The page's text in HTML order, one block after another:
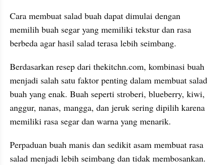
Cara membuat salad buah dapat dimulai dengan
memilih buah segar yang memiliki tekstur dan rasa
berbeda agar hasil salad terasa lebih seimbang.
Berdasarkan resep dari thekitchn.com, kombinasi buah
menjadi salah satu faktor penting dalam membuat salad
buah yang enak. Buah seperti stroberi, blueberry, kiwi,
anggur, nanas, mangga, dan jeruk sering dipilih karena
memiliki rasa segar dan warna yang menarik.
Perpaduan buah manis dan sedikit asam membuat rasa
salad menjadi lebih seimbang dan tidak membosankan.